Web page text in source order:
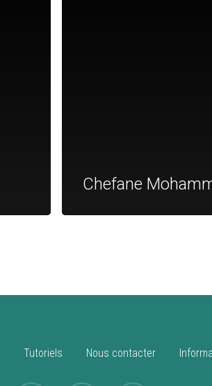
Chefane
Tutoriels Nous contacter